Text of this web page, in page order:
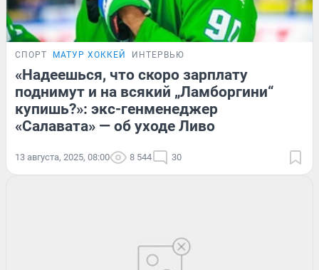
СПОРТ МАТУР ХОККЕЙ ИНТЕРВЬЮ
«Надеешься, что скоро зарплату
поднимут и на всякий „Ламборгини“
купишь?»: экс-генменеджер
«Салавата» — об уходе Ливо
13 августа, 2025, 08:00 8 544 30